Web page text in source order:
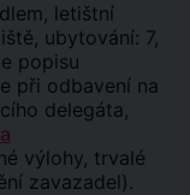
letištní
ubytování: 7,
popisu
při odbavení na
delegáta,
výlohy, trvalé
zavazadel).